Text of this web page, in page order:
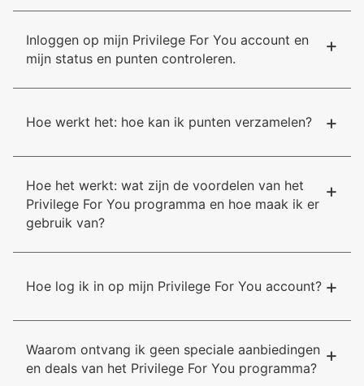
Inloggen op mijn Privilege For You account en
mijn status en punten controleren.
+
Hoe werkt het: hoe kan ik punten verzamelen? +
Hoe het werkt: wat zijn de voordelen van het
Privilege For You programma en hoe maak ik er
gebruik van?
+
Hoe log ik in op mijn Privilege For You account? +
Waarom ontvang ik geen speciale aanbiedingen
en deals van het Privilege For You programma?
+